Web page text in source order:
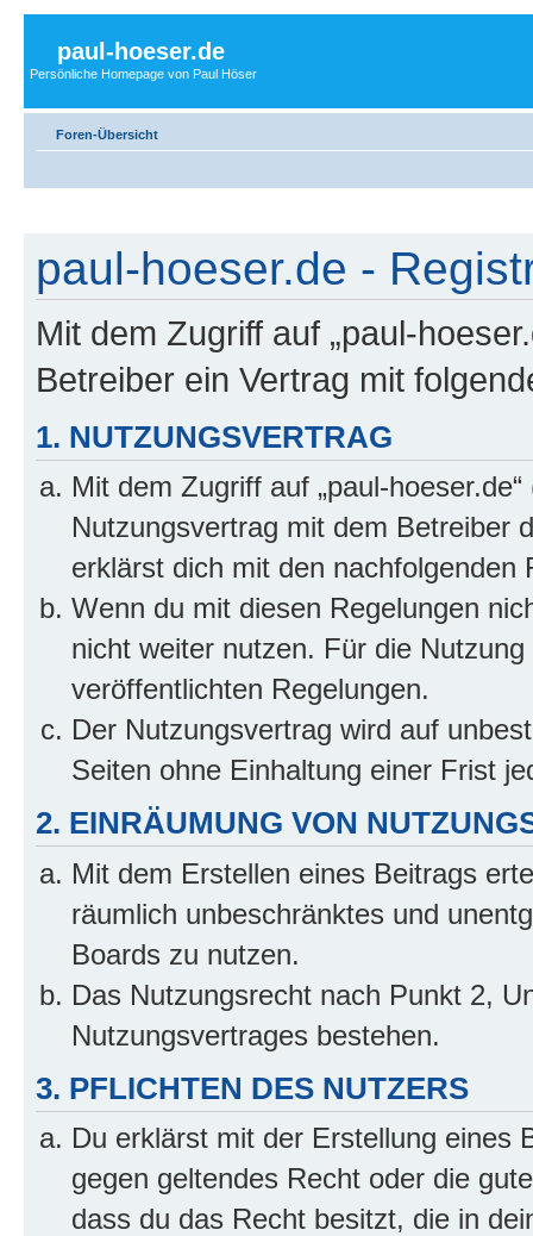
paul-hoeser.de
Persönliche Homepage von Paul Höser
Foren-Übersicht
paul-hoeser.de -
Mit dem Zugriff auf „paul-
Betreiber ein Vertrag mit
1. NUTZUNGSVERTRAG
Mit dem Zugriff auf „paul-
Nutzungsvertrag mit dem Betreiber
erklärst dich mit den nachfolgenden
Wenn du mit diesen Regelungen
nicht weiter nutzen. Für die
veröffentlichten Regelungen.
Der Nutzungsvertrag wird auf
Seiten ohne Einhaltung einer Frist
2. EINRÄUMUNG VON
Mit dem Erstellen eines Beitrags
räumlich unbeschränktes und
Boards zu nutzen.
Das Nutzungsrecht nach Punkt 2,
Nutzungsvertrages bestehen.
3. PFLICHTEN DES NUTZERS
Du erklärst mit der Erstellung eines
gegen geltendes Recht oder die
dass du das Recht besitzt, die in